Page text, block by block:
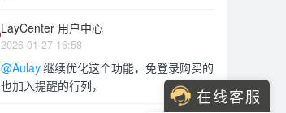
LayCenter 用户中心
2026-01-27 16:58
@Aulay继续优化这个功能，免登录购买的
也加入提醒的行列，
在线客服